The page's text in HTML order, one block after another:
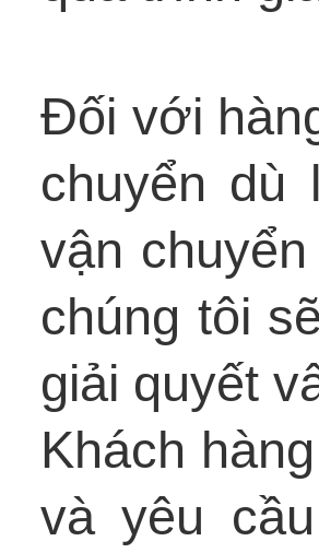
Đối với
chuyển dù
vận
chúng tôi
giải quyết
Khách
và yêu